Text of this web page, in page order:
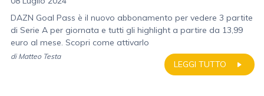
DAZN Goal Pass è il nuovo abbonamento per vedere 3 partite
di Serie A per giornata e tutti gli highlight a partire da 13,99
euro al mese. Scopri come attivarlo
LEGGI TUTTO
di Matteo Testa